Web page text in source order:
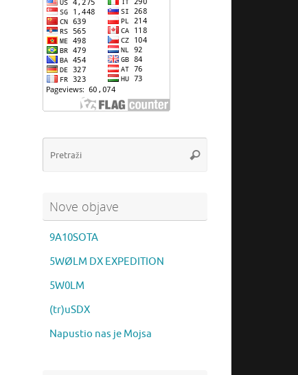
Pretraži
Nove objave
9A10SOTA
5WØLM DX EXPEDITION
5W0LM
(tr)uSDX
Napustio nas je Mojsa